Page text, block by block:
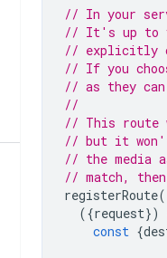
// In your
// It's up to
// explicitly
// If you
// as they can
//
// This route
// but it won't
// the media
// match,
registerRoute(
({request})
const {